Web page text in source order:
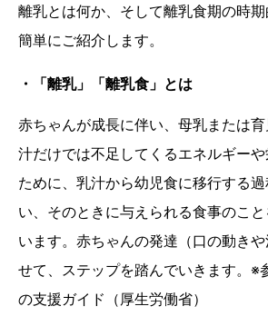
離乳とは何か、そして離乳食期の時
簡単にご紹介します。
・「離乳」「離乳食」とは
赤ちゃんが成長に伴い、母乳または
汁だけでは不足してくるエネルギー
ために、乳汁から幼児食に移行する
い、そのときに与えられる食事のこ
います。赤ちゃんの発達（口の動き
せて、ステップを踏んでいきます。※
の支援ガイド（厚生労働省）